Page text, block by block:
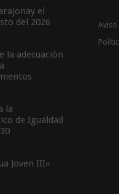
el
del 2026
la adecuación
la
de Igualdad
Joven III»
Aviso